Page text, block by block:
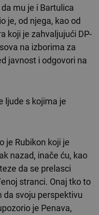
mu je i Bartulica
je, od njega, kao od
koji je zahvaljujući DP-
na izborima za
javnost i odgovori na
ljude s kojima je
je Rubikon koji je
nazad, inače ću, kao
da se prelasci
stranci. Onaj tko to
da svoju perspektivu
je Penava,